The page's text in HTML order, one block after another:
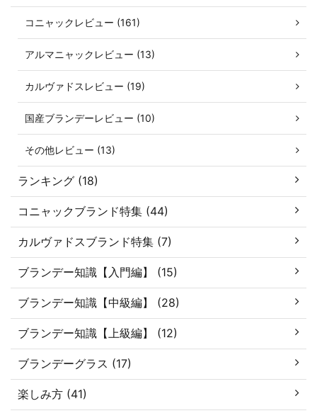
コニャックレビュー (161)
アルマニャックレビュー (13)
カルヴァドスレビュー (19)
国産ブランデーレビュー (10)
その他レビュー (13)
ランキング (18)
コニャックブランド特集 (44)
カルヴァドスブランド特集 (7)
ブランデー知識【入門編】 (15)
ブランデー知識【中級編】 (28)
ブランデー知識【上級編】 (12)
ブランデーグラス (17)
楽しみ方 (41)